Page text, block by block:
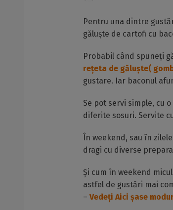
Pentru una dintre
găluște de cartofi cu
Probabil când spuneți
rețeta de găluște(
gustare. Iar baconul
Se pot servi simple, cu
diferite sosuri. Servite
În weekend, sau în
dragi cu diverse
Și cum în weekend
astfel de gustări mai
– Vedeți Aici șase